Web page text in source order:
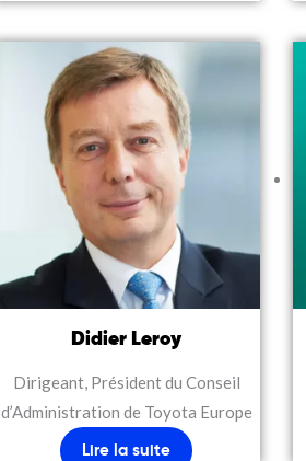
Didier Leroy
Dirigeant, Président du Conseil
d’Administration de Toyota Europe
Lire la suite